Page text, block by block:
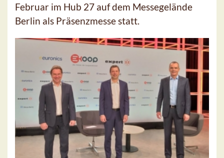
Februar im Hub 27 auf dem Messegelände
Berlin als Präsenzmesse statt.